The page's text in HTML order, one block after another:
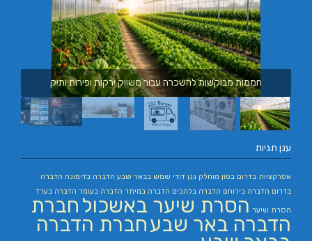
חממות מבוקשות להשכרה עבור משווק ירקות ופירות ותיק
ענן תגיות
אטרקציות בדרום בטון מוחלק גנן דודי שמש בבאר שבע הדברה בדימונה הדברה
בדרום הדברה בירוחם הדברה בלהבים הדברה במיתר הדברה בעומר הדברה בערד
הסרת שיער הסרת שיער באשכול חברת
הדברה באר שבעחברת הדברה